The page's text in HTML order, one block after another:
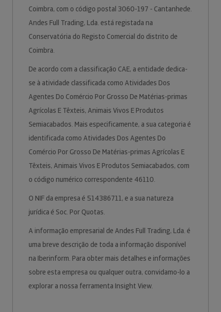
Coimbra, com o código postal 3060-197 - Cantanhede.
Andes Full Trading, Lda. está registada na
Conservatória do Registo Comercial do distrito de
Coimbra.
De acordo com a classificação CAE, a entidade dedica-
se à atividade classificada como Atividades Dos
Agentes Do Comércio Por Grosso De Matérias-primas
Agrícolas E Têxteis, Animais Vivos E Produtos
Semiacabados. Mais especificamente, a sua categoria é
identificada como Atividades Dos Agentes Do
Comércio Por Grosso De Matérias-primas Agrícolas E
Têxteis, Animais Vivos E Produtos Semiacabados, com
o código numérico correspondente 46110.
O NIF da empresa é 514386711, e a sua natureza
jurídica é Soc. Por Quotas.
A informação empresarial de Andes Full Trading, Lda. é
uma breve descrição de toda a informação disponível
na Iberinform. Para obter mais detalhes e informações
sobre esta empresa ou qualquer outra, convidamo-lo a
explorar a nossa ferramenta Insight View.